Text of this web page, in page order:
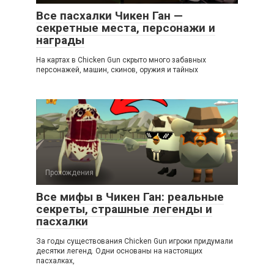
Все пасхалки Чикен Ган —
секретные места, персонажи и
награды
На картах в Chicken Gun скрыто много забавных
персонажей, машин, скинов, оружия и тайных
Прохождения
Все мифы в Чикен Ган: реальные
секреты, страшные легенды и
пасхалки
За годы существования Chicken Gun игроки придумали
десятки легенд. Одни основаны на настоящих
пасхалках,